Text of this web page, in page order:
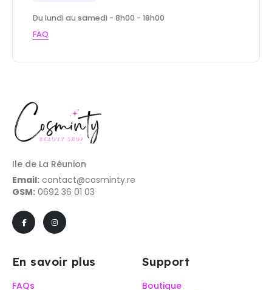
Du lundi au samedi - 8h00 - 18h00
FAQ
Ile de La Réunion
Email: contact@cosminty.re
GSM: 0692 36 01 03
En savoir plus
FAQs
Support
Boutique